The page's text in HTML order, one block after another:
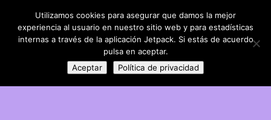
DIY con lana LinkedIn
Instagram
Facebook
Acceder
Utilizamos cookies para asegurar que damos la mejor
experiencia al usuario en nuestro sitio web y para estadísticas
internas a través de la aplicación Jetpack. Si estás de acuerdo
pulsa en aceptar.
Aceptar
Política de privacidad